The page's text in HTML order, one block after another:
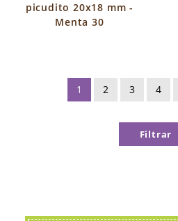
picudito 20x18 mm -
Menta 30
1 2 3 4
Filtrar